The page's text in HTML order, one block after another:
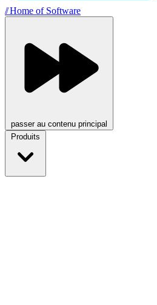
//Home of Software
passer au contenu principal
Produits